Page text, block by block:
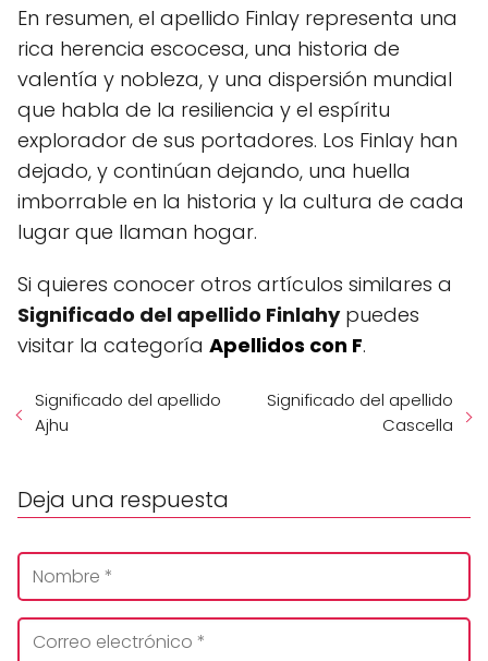
En resumen, el apellido Finlay representa una
rica herencia escocesa, una historia de
valentía y nobleza, y una dispersión mundial
que habla de la resiliencia y el espíritu
explorador de sus portadores. Los Finlay han
dejado, y continúan dejando, una huella
imborrable en la historia y la cultura de cada
lugar que llaman hogar.
Si quieres conocer otros artículos similares a
Significado del apellido Finlahypuedes
visitar la categoría Apellidos con F.
Significado del apellido
Ajhu
Significado del apellido
Cascella
Deja una respuesta